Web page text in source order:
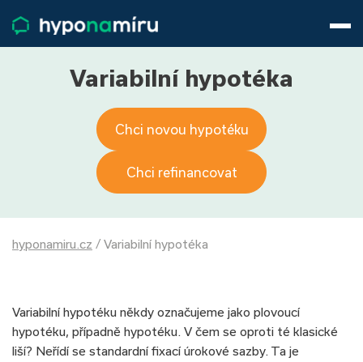
Životní pojištění
Pojištění nemovitosti
O nás
800 688 388
Přihlásit
Variabilní hypotéka
Chci novou hypotéku
Chci refinancovat
hyponamiru.cz / Variabilní hypotéka
Variabilní hypotéku někdy označujeme jako plovoucí
hypotéku, případně hypotéku. V čem se oproti té klasické
liší? Neřídí se standardní fixací úrokové sazby. Ta je